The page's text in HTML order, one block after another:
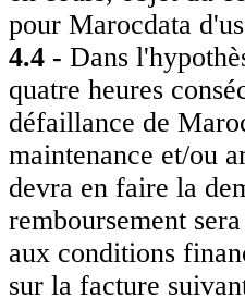
pour Marocdata
4.4 - Dans
quatre heures
défaillance de
maintenance et/ou
devra en faire la
remboursement
aux conditions
sur la facture